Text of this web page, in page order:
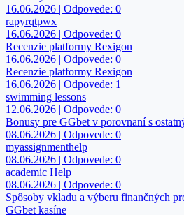
16.06.2026 | Odpovede: 0
rapyrqtpwx
16.06.2026 | Odpovede: 0
Recenzie platformy Rexigon
16.06.2026 | Odpovede: 0
Recenzie platformy Rexigon
16.06.2026 | Odpovede: 1
swimming lessons
12.06.2026 | Odpovede: 0
Bonusy pre GGbet v porovnaní s
08.06.2026 | Odpovede: 0
myassignmenthelp
08.06.2026 | Odpovede: 0
academic Help
08.06.2026 | Odpovede: 0
Spôsoby vkladu a výberu finančných
GGbet kasíne